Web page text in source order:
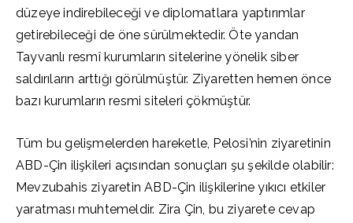
düzeye indirebileceği ve diplomatlara yaptırımlar
getirebileceği de öne sürülmektedir. Öte yandan
Tayvanlı resmî kurumların sitelerine yönelik siber
saldırıların arttığı görülmüştür. Ziyaretten hemen önce
bazı kurumların resmi siteleri çökmüştür.
Tüm bu gelişmelerden hareketle, Pelosi’nin ziyaretinin
ABD-Çin ilişkileri açısından sonuçları şu şekilde olabilir:
Mevzubahis ziyaretin ABD-Çin ilişkilerine yıkıcı etkiler
yaratması muhtemeldir. Zira Çin, bu ziyarete cevap